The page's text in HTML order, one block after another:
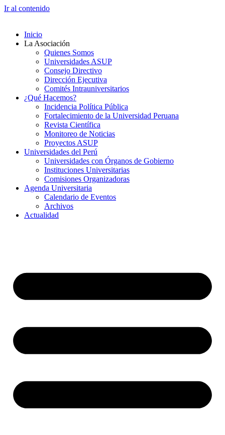
Ir al contenido
Inicio
La Asociación
Quienes Somos
Universidades ASUP
Consejo Directivo
Dirección Ejecutiva
Comités Intrauniversitarios
¿Qué Hacemos?
Incidencia Política Pública
Fortalecimiento de la Universidad Peruana
Revista Científica
Monitoreo de Noticias
Proyectos ASUP
Universidades del Perú
Universidades con Órganos de Gobierno
Instituciones Universitarias
Comisiones Organizadoras
Agenda Universitaria
Calendario de Eventos
Archivos
Actualidad